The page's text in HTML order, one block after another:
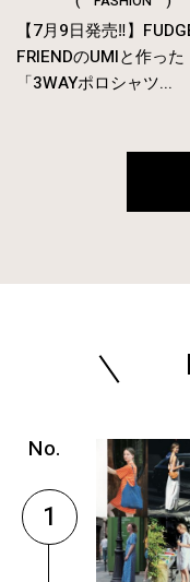
【7月9日発売‼︎】
FRIENDのUMIと作った
「3WAYポロシャツ...
1